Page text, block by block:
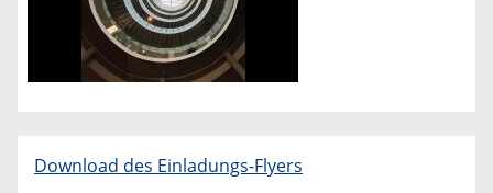
Download des Einladungs-Flyers